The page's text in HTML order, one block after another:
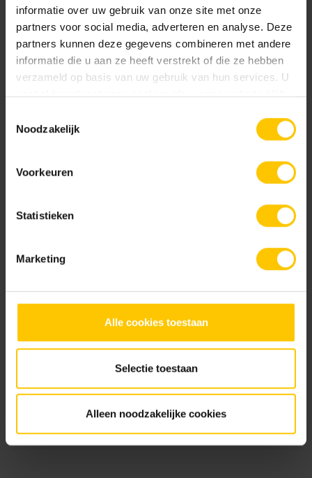
informatie over uw gebruik van onze site met onze
partners voor social media, adverteren en analyse. Deze
partners kunnen deze gegevens combineren met andere
informatie die u aan ze heeft verstrekt of die ze hebben
verzameld op basis van uw gebruik van hun services. U
gaat akkoord met onze cookies als u onze website blijft
Noodzakelijk
Voorkeuren
Statistieken
Marketing
Alle cookies toestaan
Selectie toestaan
Alleen noodzakelijke cookies
Cream / Brown Crispy White
Projectvoorbeelden bouw
Bekijk
Verwerkingsadvies GeoStylistix